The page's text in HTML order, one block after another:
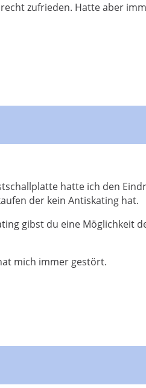
zufrieden. Hatte aber
hatte ich den
der kein Antiskating hat.
gibst du eine Möglichkeit
mich immer gestört.